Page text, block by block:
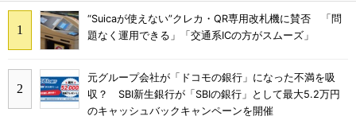
“Suicaが使えない”クレカ・QR専用改札機に賛否 「問
題なく運用できる」「交通系ICの方がスムーズ」
元グループ会社が「ドコモの銀行」になった不満を吸
収？ SBI新生銀行が「SBIの銀行」として最大5.2万円
のキャッシュバックキャンペーンを開催